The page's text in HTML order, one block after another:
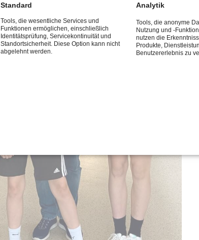
Standard
Tools, die wesentliche Services und
Funktionen ermöglichen, einschließlich
Identitätsprüfung, Servicekontinuität und
Standortsicherheit. Diese Option kann nicht
abgelehnt werden.
Analytik
Tools, die anonyme
Nutzung und -
nutzen die
Produkte,
Benutzererlebnis zu